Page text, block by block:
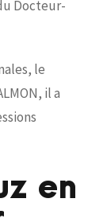
Docteur-
le
il a
en